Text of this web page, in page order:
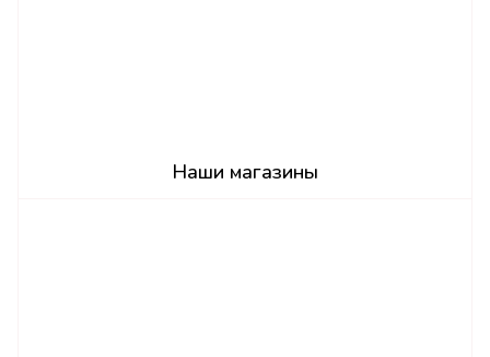
Наши магазины